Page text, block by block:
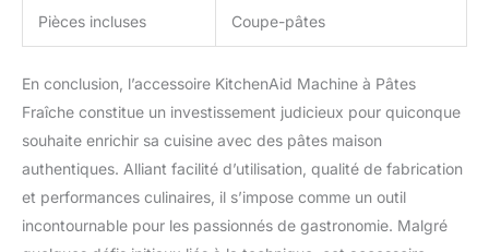
Pièces incluses Coupe-pâtes
En conclusion, l’accessoire KitchenAid Machine à Pâtes
Fraîche constitue un investissement judicieux pour quiconque
souhaite enrichir sa cuisine avec des pâtes maison
authentiques. Alliant facilité d’utilisation, qualité de fabrication
et performances culinaires, il s’impose comme un outil
incontournable pour les passionnés de gastronomie. Malgré